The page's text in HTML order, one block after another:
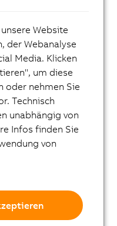
Website
der Webanalyse
Media. Klicken
um diese
oder nehmen Sie
Technisch
unabhängig von
Infos finden Sie
von